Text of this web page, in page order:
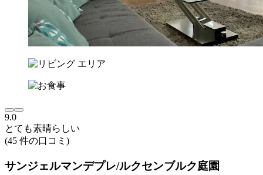
9.0
とても素晴らしい
(45 件の口コミ)
サンジェルマンデプレ/ルクセンブルク庭園